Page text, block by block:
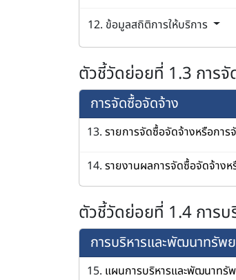
12. ข้อมูลสถิติการให้บริการ
ตัวชี้วัดย่อยที่ 1.3 การจั
การจัดซื้อจัดจ้าง
13. รายการจัดซื้อจัดจ้างหรือกา
14. รายงานผลการจัดซื้อจัดจ้าง
ตัวชี้วัดย่อยที่ 1.4 การ
การบริหารและพัฒนาทรัพ
15. แผนการบริหารและพัฒนาทรั